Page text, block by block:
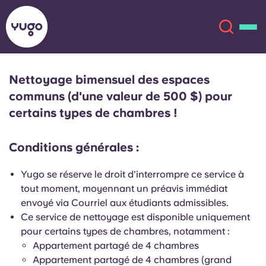
À propos
Compte Langue
English (GB)
Català Deutsch
Italian French
Portuguese
Nettoyage bimensuel des espaces
communs (d'une valeur de 500 $) pour
certains types de chambres !
Conditions générales :
Yugo se réserve le droit d'interrompre ce service à
tout moment, moyennant un préavis immédiat
envoyé via Courriel aux étudiants admissibles.
Ce service de nettoyage est disponible uniquement
pour certains types de chambres, notamment :
Appartement partagé de 4 chambres
Appartement partagé de 4 chambres (grand